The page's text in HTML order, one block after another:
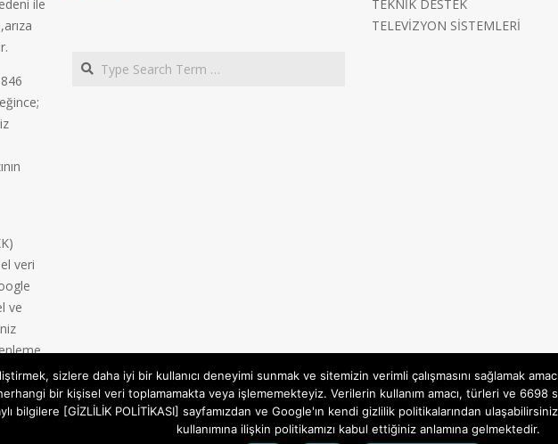
ile
veri
ve
Search
TEKNİK DESTEK
TELEVİZYON SİSTEMLERİ
sizlere daha iyi bir kullanıcı deneyimi sunmak ve sitemizin verimli çalışmasını sağlamak
bir kişisel veri toplamamakta veya işlememekteyiz. Verilerin kullanım amacı, türleri ve 6698
bilgilere [GİZLİLİK POLİTİKASI] sayfamızdan ve Google'ın kendi gizlilik politikalarından
kullanımına ilişkin politikamızı kabul ettiğiniz anlamına gelmektedir.